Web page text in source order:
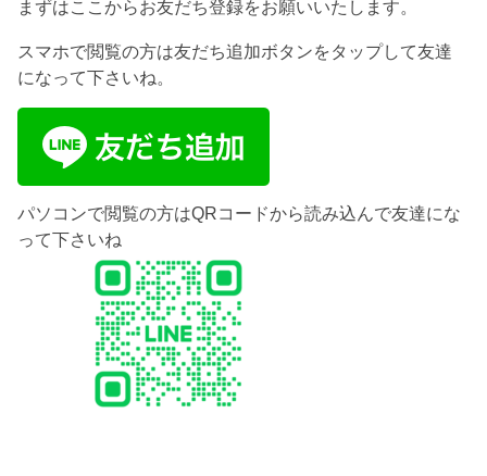
まずはここからお友だち登録をお願いいたします。
スマホで閲覧の方は友だち追加ボタンをタップして友達
になって下さいね。
パソコンで閲覧の方はQRコードから読み込んで友達にな
って下さいね